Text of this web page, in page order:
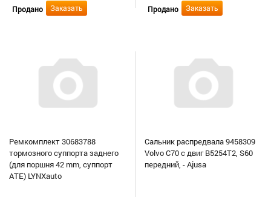
Продано Заказать Продано Заказать
Ремкомплект 30683788
тормозного суппорта заднего
(для поршня 42 mm, суппорт
ATE) LYNXauto
Сальник распредвала 9458309
Volvo C70 с двиг B5254T2, S60
передний, - Ajusa